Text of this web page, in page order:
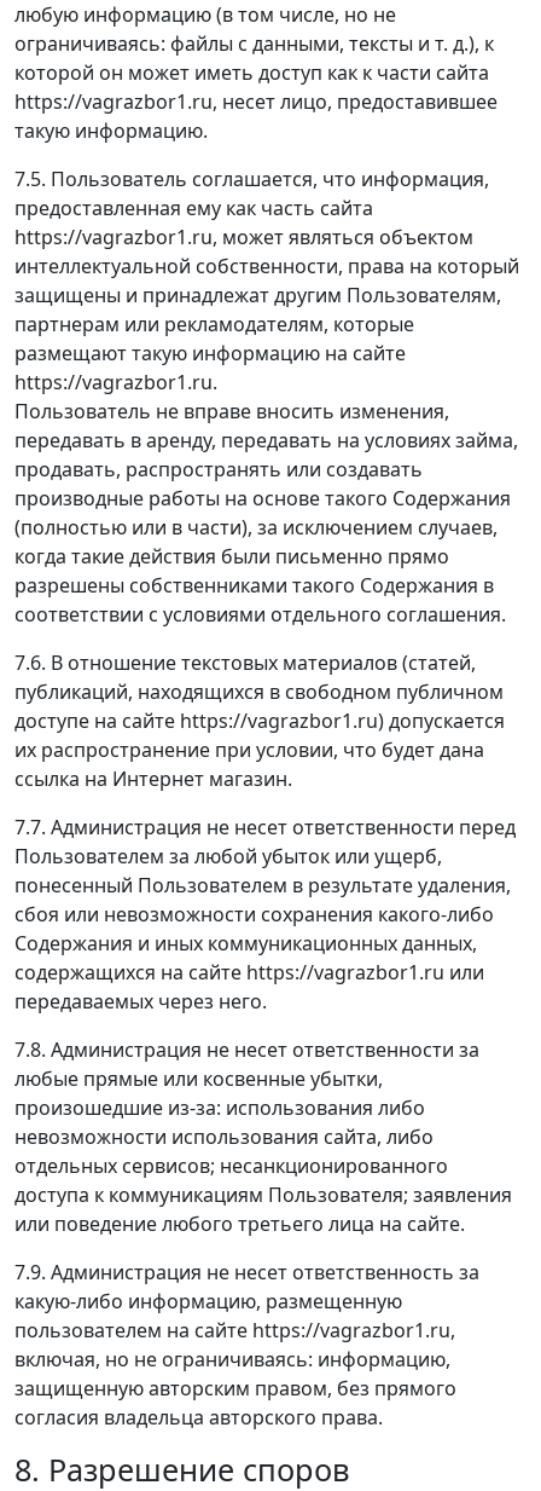
любую информацию (в том числе, но не
ограничиваясь: файлы с данными, тексты и т. д.), к
которой он может иметь доступ как к части сайта
https://vagrazbor1.ru, несет лицо, предоставившее
такую информацию.
7.5. Пользователь соглашается, что информация,
предоставленная ему как часть сайта
https://vagrazbor1.ru, может являться объектом
интеллектуальной собственности, права на который
защищены и принадлежат другим Пользователям,
партнерам или рекламодателям, которые
размещают такую информацию на сайте
https://vagrazbor1.ru.
Пользователь не вправе вносить изменения,
передавать в аренду, передавать на условиях займа,
продавать, распространять или создавать
производные работы на основе такого Содержания
(полностью или в части), за исключением случаев,
когда такие действия были письменно прямо
разрешены собственниками такого Содержания в
соответствии с условиями отдельного соглашения.
7.6. В отношение текстовых материалов (статей,
публикаций, находящихся в свободном публичном
доступе на сайте https://vagrazbor1.ru) допускается
их распространение при условии, что будет дана
ссылка на Интернет магазин.
7.7. Администрация не несет ответственности перед
Пользователем за любой убыток или ущерб,
понесенный Пользователем в результате удаления,
сбоя или невозможности сохранения какого-либо
Содержания и иных коммуникационных данных,
содержащихся на сайте https://vagrazbor1.ru или
передаваемых через него.
7.8. Администрация не несет ответственности за
любые прямые или косвенные убытки,
произошедшие из-за: использования либо
невозможности использования сайта, либо
отдельных сервисов; несанкционированного
доступа к коммуникациям Пользователя; заявления
или поведение любого третьего лица на сайте.
7.9. Администрация не несет ответственность за
какую-либо информацию, размещенную
пользователем на сайте https://vagrazbor1.ru,
включая, но не ограничиваясь: информацию,
защищенную авторским правом, без прямого
согласия владельца авторского права.
8. Разрешение споров